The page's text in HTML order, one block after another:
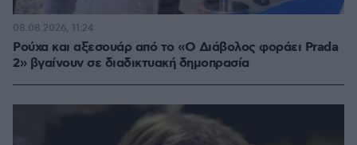
Ρούχα και αξεσουάρ από το «Ο Διάβολος φοράει Prada
2» βγαίνουν σε διαδικτυακή δημοπρασία
08.08.2026, 11:24